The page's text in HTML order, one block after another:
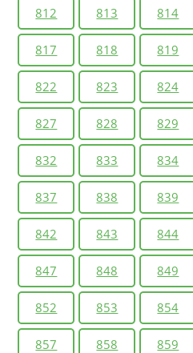
812 813 814
817 818 819
822 823 824
827 828 829
832 833 834
837 838 839
842 843 844
847 848 849
852 853 854
857 858 859